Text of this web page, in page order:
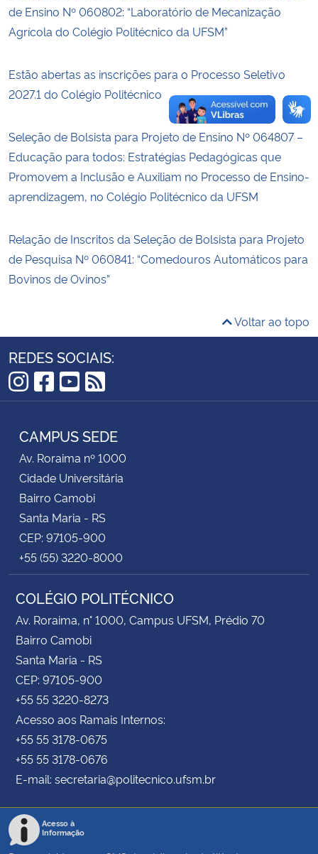
Gabinete de Segurança Institucional
Banco Central do Brasil
de Ensino Nº 060802: “Laboratório de Mecanização
Agrícola do Colégio Politécnico da UFSM”
Estão abertas as inscrições para o Processo Seletivo
2027.1 do Colégio Politécnico
Seleção de Bolsista para Projeto de Ensino Nº 064807 –
Educação para todos: Estratégias Pedagógicas que
Promovem a Inclusão e Auxiliam no Processo de Ensino-
aprendizagem, no Colégio Politécnico da UFSM
Relação de Inscritos da Seleção de Bolsista para Projeto
de Pesquisa Nº 060841: “Comedouros Automáticos para
Bovinos de Ovinos”
Voltar ao topo
REDES SOCIAIS:
Instagram
Facebook
YouTube
RSS
CAMPUS SEDE
Av. Roraima nº 1000
Cidade Universitária
Bairro Camobi
Santa Maria - RS
CEP: 97105-900
+55 (55) 3220-8000
COLÉGIO POLITÉCNICO
Av. Roraima, n° 1000, Campus UFSM, Prédio 70
Bairro Camobi
Santa Maria - RS
CEP: 97105-900
+55 55 3220-8273
Acesso aos Ramais Internos:
+55 55 3178-0675
+55 55 3178-0676
E-mail: secretaria@politecnico.ufsm.br
Acesso à
Informação